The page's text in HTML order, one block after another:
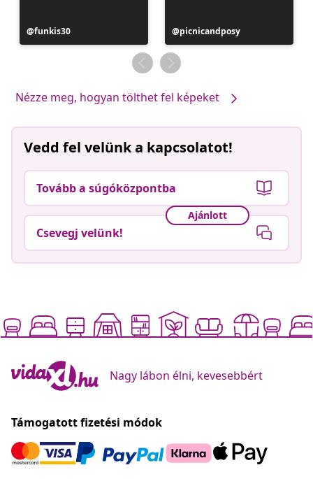
Bejegyzés
közzétevője
funkis30
Bejegyzés
közzétevője
picnicandposy
Nézze meg, hogyan tölthet fel képeket
Vedd fel velünk a kapcsolatot!
Tovább a súgóközpontba
Ajánlott
Csevegj velünk!
Nagy lábon élni, kevesebbért
Támogatott fizetési módok